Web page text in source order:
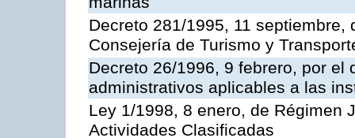
Decreto 281/1995, 11
Consejería de Turismo y
Decreto 26/1996, 9 febrero, por
administrativos aplicables a las
Ley 1/1998, 8 enero, de Régimen
Actividades Clasificadas